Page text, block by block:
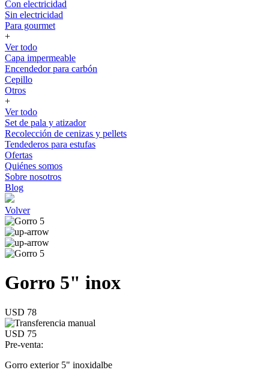
Con electricidad
Sin electricidad
Para gourmet
+
Ver todo
Capa impermeable
Encendedor para carbón
Cepillo
Otros
+
Ver todo
Set de pala y atizador
Recolección de cenizas y pellets
Tendederos para estufas
Ofertas
Quiénes somos
Sobre nosotros
Blog
Volver
Gorro 5" inox
USD 78
USD 75
Pre-venta:
Gorro exterior 5" inoxidalbe